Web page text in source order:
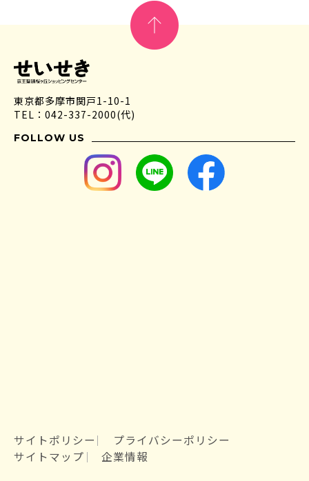
東京都多摩市関戸1-10-1
TEL：042-337-2000(代)
FOLLOW US
サイトポリシー
プライバシーポリシー
サイトマップ
企業情報